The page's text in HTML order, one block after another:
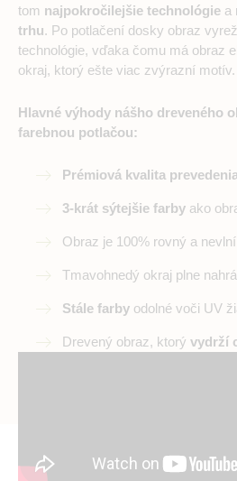
tom najpokročilejšie technológie a
trhu. Po potlačení dosky obraz
technológie, vďaka čomu má obraz
okraj, ktorý ešte viac zvýrazní motív.
Hlavné výhody nášho dreveného
farebnou potlačou:
Prémiová kvalita
3-krát sýtejšie farby ako
Obraz je 100% rovný a
Tmavohnedý okraj plne
Stále farby odolné voči UV
Drevený obraz, ktorý vydrží